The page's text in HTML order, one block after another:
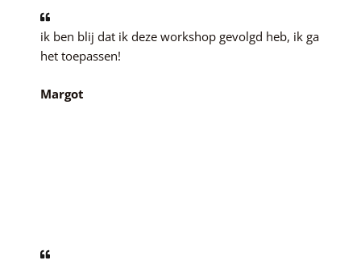
ik ben blij dat ik deze workshop gevolgd heb, ik ga
het toepassen!
Margot